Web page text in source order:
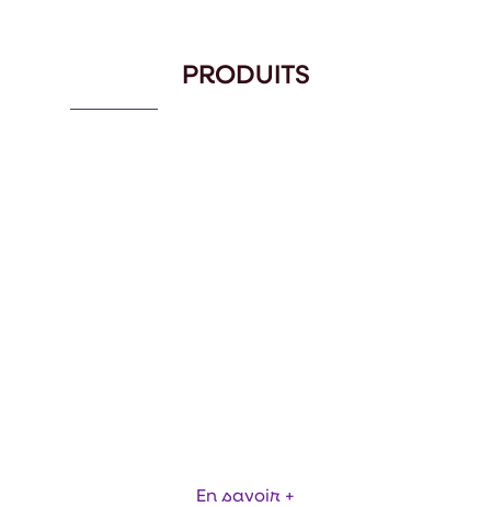
PRODUITS
En savoir +